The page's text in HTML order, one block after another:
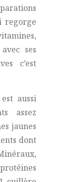
regorge
ses
c’est
aussi
assez
jaunes
dont